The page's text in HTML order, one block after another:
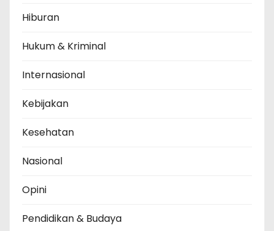
Hiburan
Hukum & Kriminal
Internasional
Kebijakan
Kesehatan
Nasional
Opini
Pendidikan & Budaya